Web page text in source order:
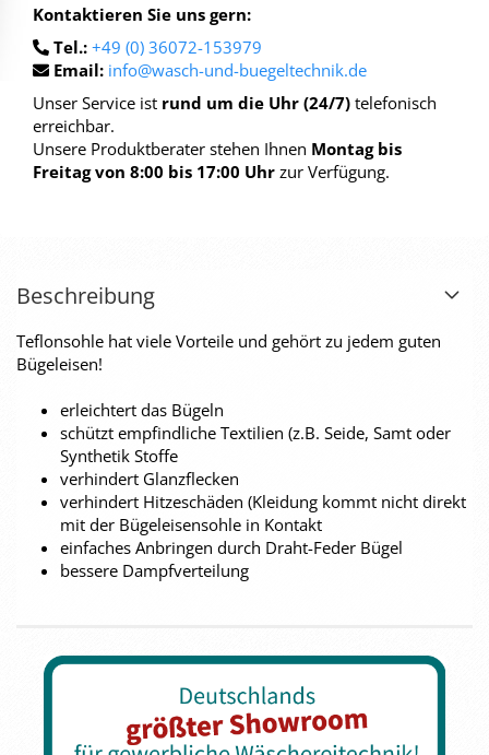
Kontaktieren Sie uns gern:
Tel.: +49 (0) 36072-153979
Email: info@wasch-und-buegeltechnik.de
Unser Service ist rund um die Uhr (24/7) telefonisch
erreichbar.
Unsere Produktberater stehen Ihnen Montag bis
Freitag von 8:00 bis 17:00 Uhr zur Verfügung.
Beschreibung
Teflonsohle hat viele Vorteile und gehört zu jedem guten
Bügeleisen!
erleichtert das Bügeln
schützt empfindliche Textilien (z.B. Seide, Samt oder
Synthetik Stoffe
verhindert Glanzflecken
verhindert Hitzeschäden (Kleidung kommt nicht direkt
mit der Bügeleisensohle in Kontakt
einfaches Anbringen durch Draht-Feder Bügel
bessere Dampfverteilung